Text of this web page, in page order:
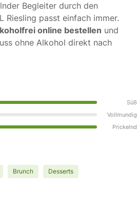
Begleiter durch den
Riesling passt einfach immer.
online bestellen und
ohne Alkohol direkt nach
Süß
Vollmundig
Prickelnd
Brunch Desserts